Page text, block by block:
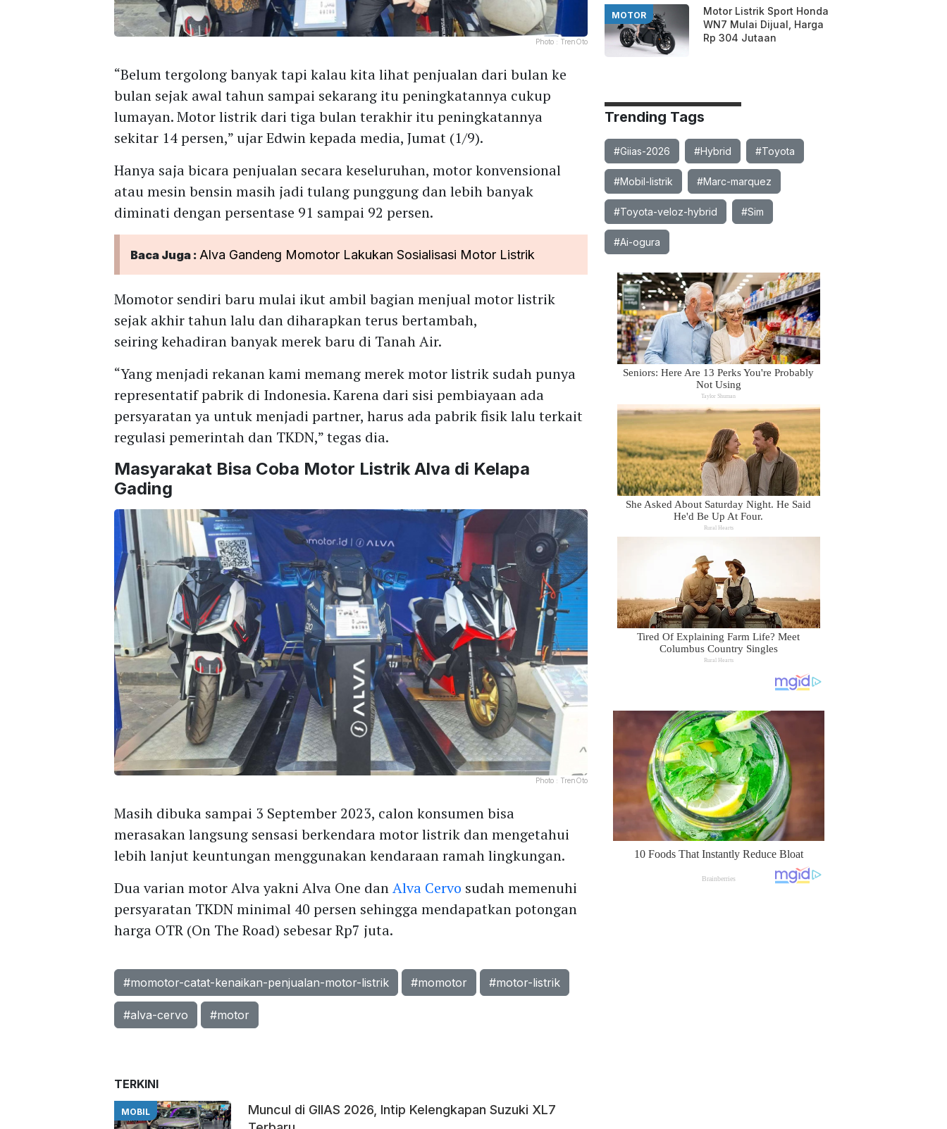
Photo : TrenOto
“Belum tergolong banyak tapi kalau kita lihat penjualan dari bulan ke
bulan sejak awal tahun sampai sekarang itu peningkatannya cukup
lumayan. Motor listrik dari tiga bulan terakhir itu peningkatannya
sekitar 14 persen,” ujar Edwin kepada media, Jumat (1/9).
Hanya saja bicara penjualan secara keseluruhan, motor konvensional
atau mesin bensin masih jadi tulang punggung dan lebih banyak
diminati dengan persentase 91 sampai 92 persen.
Baca Juga :Alva Gandeng Momotor Lakukan Sosialisasi Motor Listrik
Momotor sendiri baru mulai ikut ambil bagian menjual motor listrik
sejak akhir tahun lalu dan diharapkan terus bertambah,
seiring kehadiran banyak merek baru di Tanah Air.
“Yang menjadi rekanan kami memang merek motor listrik sudah punya
representatif pabrik di Indonesia. Karena dari sisi pembiayaan ada
persyaratan ya untuk menjadi partner, harus ada pabrik fisik lalu terkait
regulasi pemerintah dan TKDN,” tegas dia.
Masyarakat Bisa Coba Motor Listrik Alva di Kelapa
Gading
Photo : TrenOto
Masih dibuka sampai 3 September 2023, calon konsumen bisa
merasakan langsung sensasi berkendara motor listrik dan mengetahui
lebih lanjut keuntungan menggunakan kendaraan ramah lingkungan.
Dua varian motor Alva yakni Alva One danAlva Cervo sudah memenuhi
persyaratan TKDN minimal 40 persen sehingga mendapatkan potongan
harga OTR (On The Road) sebesar Rp7 juta.
#momotor-catat-kenaikan-penjualan-motor-listrik #momotor #motor-listrik
#alva-cervo #motor
MOTOR
Motor Listrik Sport Honda
WN7 Mulai Dijual, Harga
Rp 304 Jutaan
Trending Tags
#Giias-2026 #Hybrid #Toyota
#Mobil-listrik #Marc-marquez
#Toyota-veloz-hybrid #Sim
#Ai-ogura
TERKINI
MOBIL
Muncul di GIIAS 2026, Intip Kelengkapan Suzuki XL7